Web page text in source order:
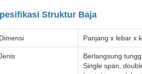
Struktur Baja
Panjang x lebar x
Berlangsung
Single span,